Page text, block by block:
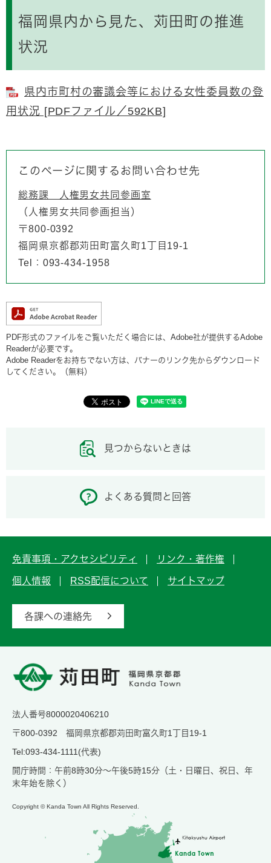
福岡県内から見た、苅田町の推進
状況
県内市町村の審議会等における女性委員数の登
用状況 [PDFファイル／592KB]
このページに関するお問い合わせ先
総務課 人権男女共同参画室
人権男女共同参画担当
〒800-0392
福岡県京都郡苅田町富久町1丁目19-1
Tel：093-434-1958
PDF形式のファイルをご覧いただく場合には、Adobe社が提供するAdobe
Readerが必要です。
Adobe Readerをお持ちでない方は、バナーのリンク先からダウンロード
してください。（無料）
見つからないときは
よくある質問と回答
免責事項・アクセシビリティ リンク・著作権
個人情報 RSS配信について サイトマップ
各課への連絡先
法人番号8000020406210
〒800-0392 福岡県京都郡苅田町富久町1丁目19-1
Tel:093-434-1111(代表)
開庁時間：午前8時30分～午後5時15分（土・日曜日、祝日、年
末年始を除く）
Copyright © Kanda Town All Rights Reserved.